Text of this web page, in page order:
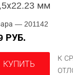
мм
— 201142
РУБ.
КУПИТЬ
К